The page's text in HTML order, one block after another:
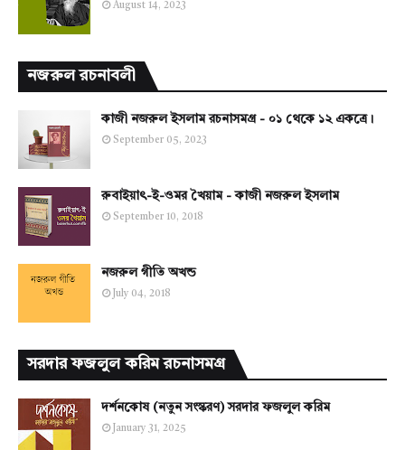
August 14, 2023
নজরুল রচনাবলী
কাজী নজরুল ইসলাম রচনাসমগ্র - ০১ থেকে ১২ একত্রে।
September 05, 2023
রুবাইয়াৎ-ই-ওমর খৈয়াম - কাজী নজরুল ইসলাম
September 10, 2018
নজরুল গীতি অখন্ড
July 04, 2018
সরদার ফজলুল করিম রচনাসমগ্র
দর্শনকোষ (নতুন সংস্করণ) সরদার ফজলুল করিম
January 31, 2025